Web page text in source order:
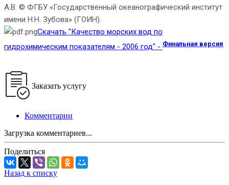
А.В. © ФГБУ «Государственный океанографический институт
имени Н.Н. Зубова» (ГОИН).
Скачать "Качество морских вод по
гидрохимическим показателям - 2006 год" - Финальная версия
Заказать услугу
Комментарии
Загрузка комментариев...
Поделиться
Назад к списку